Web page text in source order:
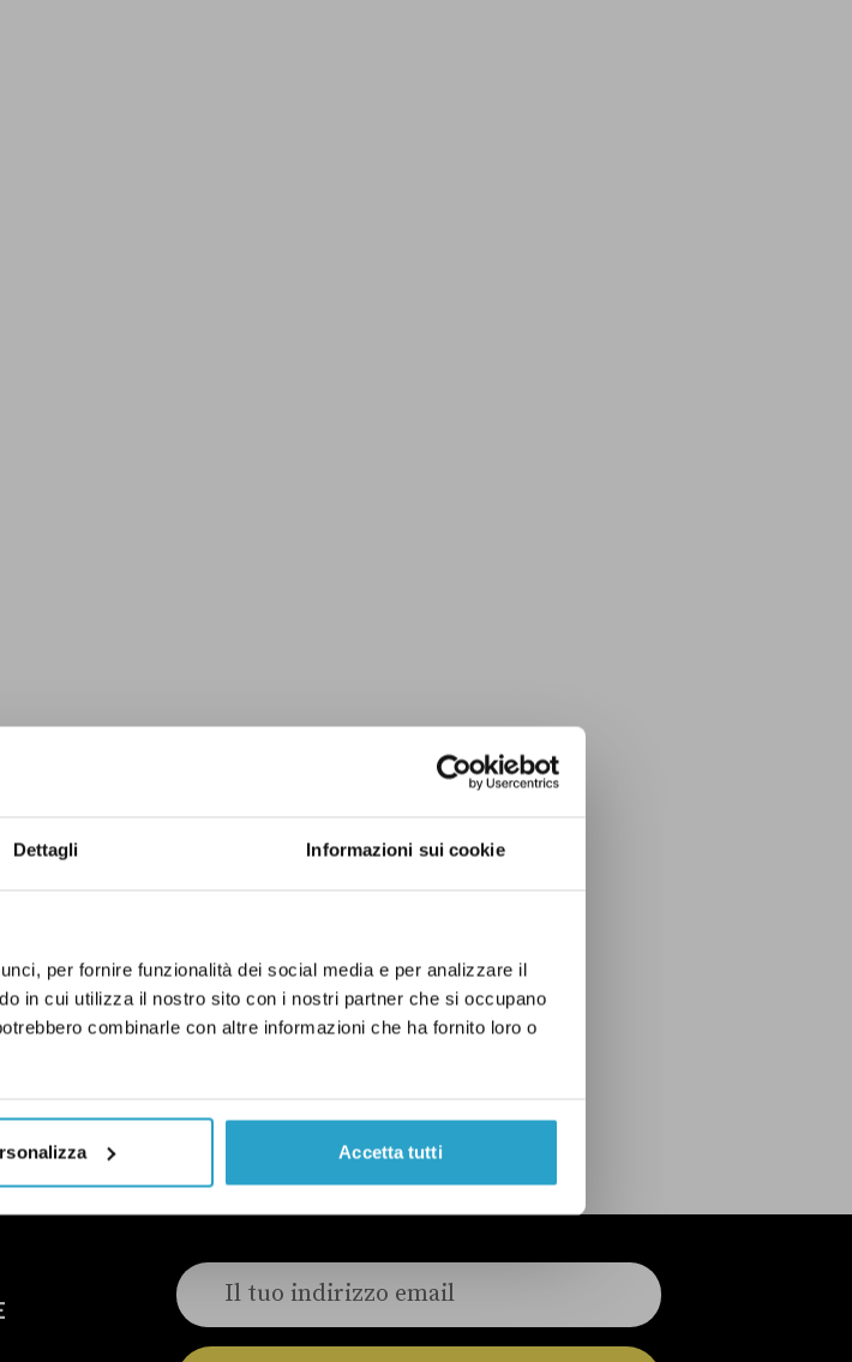
Dettagli Informazioni sui cookie
per fornire funzionalità dei social media e per analizzare il
in cui utilizza il nostro sito con i nostri partner che si occupano
combinarle con altre informazioni che ha fornito loro o
Accetta tutti
NAZIONI UNITE QUESTIONI SOCIALI